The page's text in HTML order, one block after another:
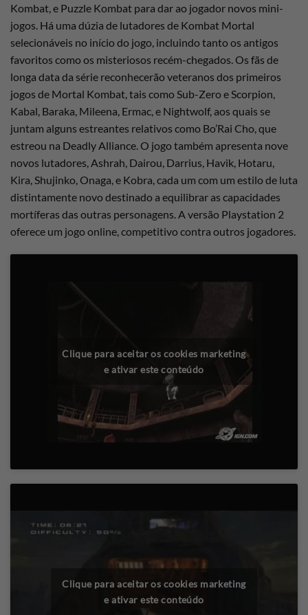
Kombat, e Puzzle Kombat para dar ao jogador novos mini-
jogos. Há uma dúzia de lutadores de Kombat Mortal
selecionáveis no início do jogo, incluindo tanto os antigos
favoritos como os misteriosos recém-chegados. Os fãs de
longa data da série reconhecerão veteranos dos primeiros
jogos de Mortal Kombat, tais como Sub-Zero e Scorpion,
Kabal, Baraka, Mileena, Ermac, e Nightwolf, aos quais se
juntam alguns estreantes relativos como Bo’Rai Cho, que
estreou na Deadly Alliance. O jogo também apresenta nove
novos lutadores, Ashrah, Dairou, Darrius, Havik, Hotaru,
Kira, Shujinko, Onaga, e Kobra, cada um com um estilo de luta
distintamente novo destinado a equilibrar as capacidades
mortíferas das outras personagens. A versão Playstation 2
oferece um jogo online, competitivo contra outros jogadores.
Clique para aceitar os cookies marketing
e ativar este conteúdo
Clique para aceitar os cookies marketing
e ativar este conteúdo